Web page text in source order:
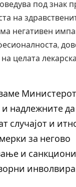
под знак
на
негативен
целата
и надлежните да
случајот и
за негово
и